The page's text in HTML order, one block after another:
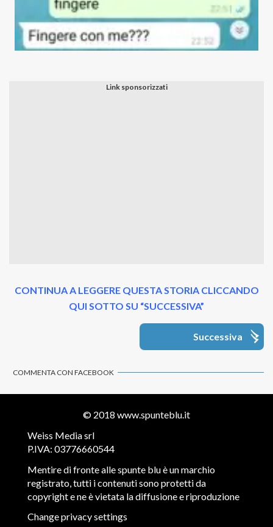
CONTINUA A LEGGERE QUESTA STORIA CLICCANDO
QUI SOTTO SU “SUCCESSIVA”
Successiva
COMMENTA CON FACEBOOK
© 2018 www.spunteblu.it
Weiss Media srl
P.IVA: 03776660544
Mentire di fronte alle spunte blu è un marchio
registrato, tutti i contenuti sono protetti da
copyright e ne è vietata la diffusione e riproduzione
Change privacy settings